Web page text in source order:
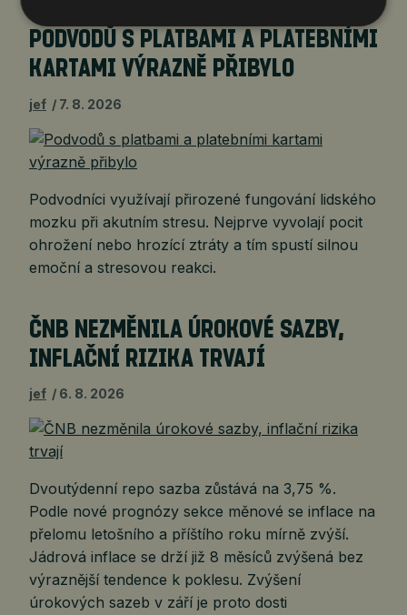
PODVODŮ S PLATBAMI A PLATEBNÍMI
KARTAMI VÝRAZNĚ PŘIBYLO
jef 7. 8. 2026
Podvodníci využívají přirozené fungování lidského
mozku při akutním stresu. Nejprve vyvolají pocit
ohrožení nebo hrozící ztráty a tím spustí silnou
emoční a stresovou reakci.
ČNB NEZMĚNILA ÚROKOVÉ SAZBY,
INFLAČNÍ RIZIKA TRVAJÍ
jef 6. 8. 2026
Dvoutýdenní repo sazba zůstává na 3,75 %.
Podle nové prognózy sekce měnové se inflace na
přelomu letošního a příštího roku mírně zvýší.
Jádrová inflace se drží již 8 měsíců zvýšená bez
výraznější tendence k poklesu. Zvýšení
úrokových sazeb v září je proto dosti